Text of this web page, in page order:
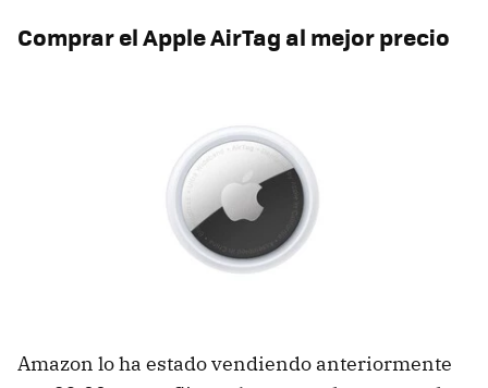
Comprar el Apple AirTag al mejor precio
Amazon lo ha estado vendiendo anteriormente